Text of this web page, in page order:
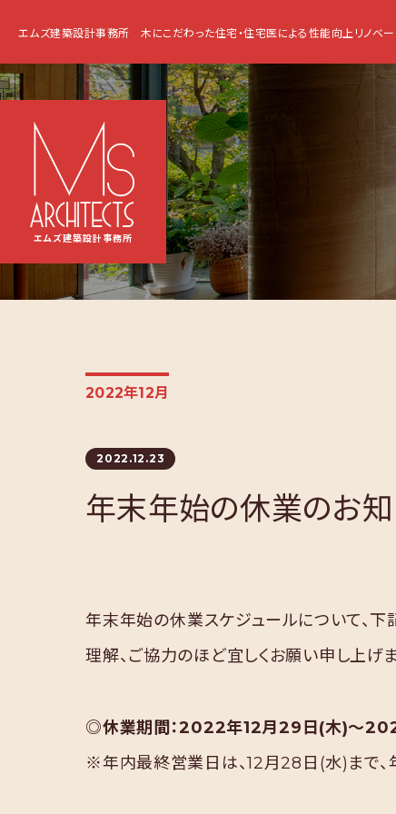
エムズ建築設計事務所 木にこだわった住宅・住宅医による性能向上リノベー
エムズ建築設計事務所
2022年12月
2022.12.23
年末年始の休業のお
年末年始の休業スケジュールについて、下
理解、ご協力のほど宜しくお願い申し上げま
◎休業期間：2022年12月29日(木)～2023
※年内最終営業日は、12月28日(水)まで、年